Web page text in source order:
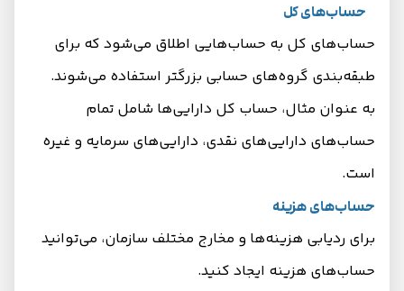
حساب‌های کل
حساب‌های کل به حساب‌هایی اطلاق می‌شود که برای
طبقه‌بندی گروه‌های حسابی بزرگتر استفاده می‌شوند.
به عنوان مثال، حساب کل دارایی‌ها شامل تمام
حساب‌های دارایی‌های نقدی، دارایی‌های سرمایه و غیره
است.
حساب‌های هزینه
برای ردیابی هزینه‌ها و مخارج مختلف سازمان، می‌توانید
حساب‌های هزینه ایجاد کنید.